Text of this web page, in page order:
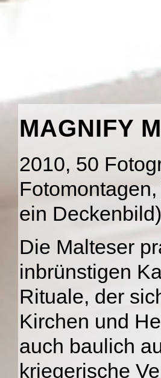
MAGNIFY
2010, 50
ein Deckenbild)
Die Malteser
inbrünstigen
Rituale, der
Kirchen und
auch baulich
kriegerische